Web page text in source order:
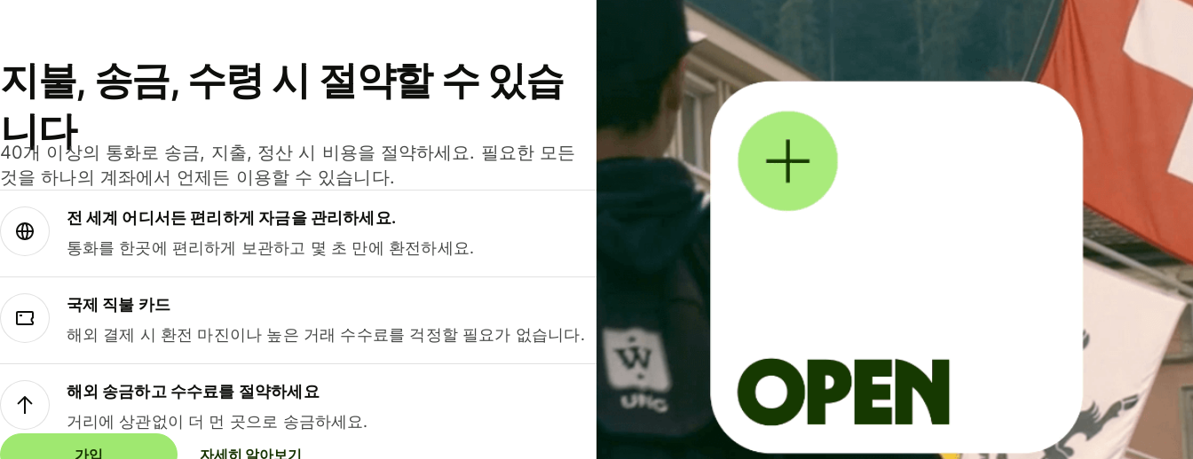
지불, 송금, 수령 시 절약할 수 있습
니다
40개 이상의 통화로 송금, 지출, 정산 시 비용을 절약하세요. 필요한 모든
것을 하나의 계좌에서 언제든 이용할 수 있습니다.
전 세계 어디서든 편리하게 자금을 관리하세요.
통화를 한곳에 편리하게 보관하고 몇 초 만에 환전하세요.
국제 직불 카드
해외 결제 시 환전 마진이나 높은 거래 수수료를 걱정할 필요가 없습니다.
해외 송금하고 수수료를 절약하세요
거리에 상관없이 더 먼 곳으로 송금하세요.
가입 자세히 알아보기